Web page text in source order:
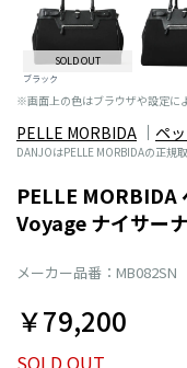
SOLD OUT
ブラック
※画面上の色はブラウザや設定に
PELLE MORBIDA ペ
DANJOはPELLE MORBIDAの正規
PELLE
Voyage ナイサー
メーカー品番：MB082SN
￥79,200
SOLD OUT